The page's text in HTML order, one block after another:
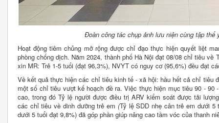
Đoàn công tác chụp ảnh lưu niện cùng tập thể
Hoạt động tiêm chủng mở rộng được chỉ đạo thực hiện quyết liệt
phòng chống dịch. Năm 2024, thành phố Hà Nội đạt 08/08 chỉ tiêu về
xin MR: Trẻ 1-5 tuổi (đạt 96,3%), NVYT có nguy cơ (95,6%) đều đạt
Về kết quả thực hiện các chỉ tiêu kinh tế - xã hội: hầu hết cả chỉ tiêu
một số chỉ tiêu vượt kế hoạch đề ra. Việc thực hiện mục tiêu 90 - 90
cao, trong đó Tỷ lệ người được điều trị ARV kiểm soát được tải
các chỉ tiêu về dinh dưỡng trẻ em (Tỷ lệ SDD nhẹ cân trẻ em dưới
dưới 5 tuổi đạt 9,8%) đã góp phần giúp nâng cao tầm vóc của thanh